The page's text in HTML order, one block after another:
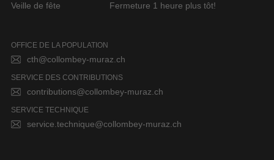
Veille de fête Fermeture 1 heure plus tôt!
OFFICE DE LA POPULATION
cth@collombey-muraz.ch
SERVICE DES CONTRIBUTIONS
contributions@collombey-muraz.ch
SERVICE TECHNIQUE
service.technique@collombey-muraz.ch